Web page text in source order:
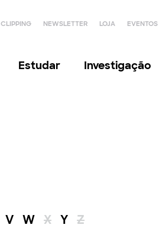
CLIPPING NEWSLETTER LOJA EVENTOS
Estudar Investigação
V W X Y Z